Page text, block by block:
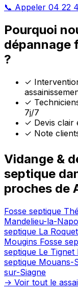
📞 Appeler 04 22
Pourquoi
dépannage
?
✓
✓
7j/7
✓ Devis clair
✓ Note
Vidange &
septique
proches de
Fosse septique
Mandelieu-la-
septique La
Mougins Fosse
septique Le Tignet
septique Mouans-
sur-Siagne
→ Voir tout le